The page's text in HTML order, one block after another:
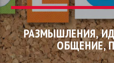
РАЗМЫШЛЕНИЯ,
ОБЩЕНИЕ,